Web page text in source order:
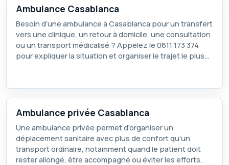
Ambulance Casablanca
Besoin d’une ambulance à Casablanca pour un transfert
vers une clinique, un retour à domicile, une consultation
ou un transport médicalisé ? Appelez le 0611 173 374
pour expliquer la situation et organiser le trajet le plus
Ambulance privée Casablanca
Une ambulance privée permet d’organiser un
déplacement sanitaire avec plus de confort qu’un
transport ordinaire, notamment quand le patient doit
rester allongé, être accompagné ou éviter les efforts.